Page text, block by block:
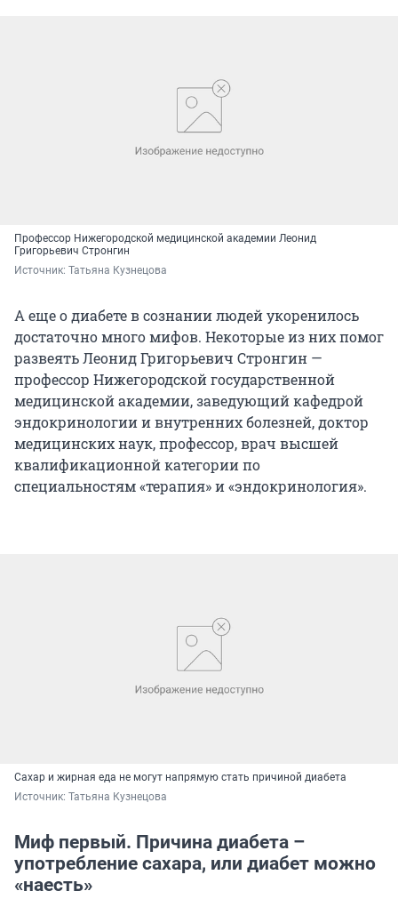
Профессор Нижегородской медицинской академии Леонид
Григорьевич Стронгин
Источник: Татьяна Кузнецова
А еще о диабете в сознании людей укоренилось
достаточно много мифов. Некоторые из них помог
развеять Леонид Григорьевич Стронгин —
профессор Нижегородской государственной
медицинской академии, заведующий кафедрой
эндокринологии и внутренних болезней, доктор
медицинских наук, профессор, врач высшей
квалификационной категории по
специальностям «терапия» и «эндокринология».
Сахар и жирная еда не могут напрямую стать причиной диабета
Источник: Татьяна Кузнецова
Миф первый. Причина диабета –
употребление сахара, или диабет можно
«наесть»